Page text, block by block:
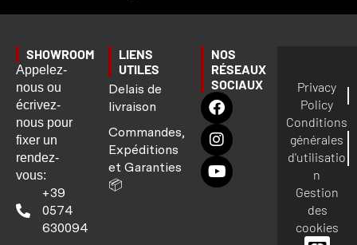
SHOWROOM
Appelez-
nous ou
écrivez-
nous pour
fixer un
rendez-
vous:
+39
0574
630094
LIENS
UTILES
Delais de
livraison
Commandes,
Expéditions
et Garanties
📦
NOS
RÉSEAUX
SOCIAUX
Privacy
Policy
Conditions
générales
d'utilisatio
n
Gestion
des
cookies